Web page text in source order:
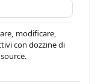
modificare,
con dozzine di